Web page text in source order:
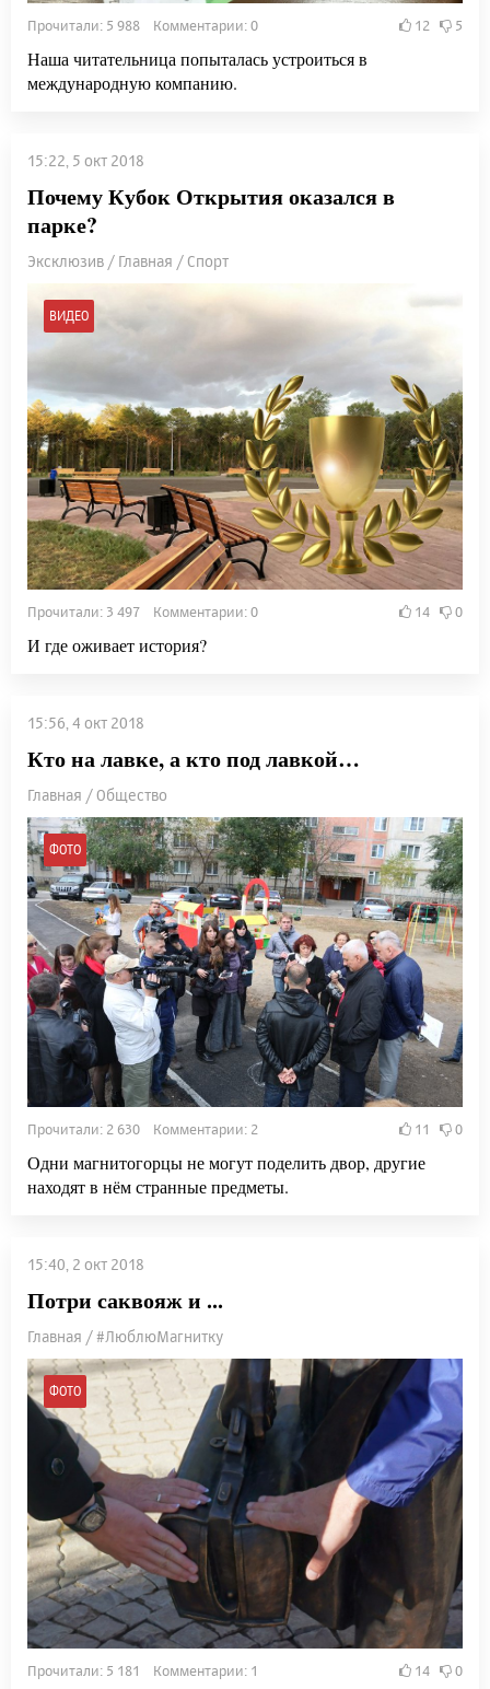
Прочитали: 5 988 Комментарии: 0 12 5
Наша читательница попыталась устроиться в
международную компанию.
15:22, 5 окт 2018
Почему Кубок Открытия оказался в
парке?
Эксклюзив / Главная / Спорт
ВИДЕО
Прочитали: 3 497 Комментарии: 0 14 0
И где оживает история?
15:56, 4 окт 2018
Кто на лавке, а кто под лавкой…
Главная / Общество
ФОТО
Прочитали: 2 630 Комментарии: 2 11 0
Одни магнитогорцы не могут поделить двор, другие
находят в нём странные предметы.
15:40, 2 окт 2018
Потри саквояж и ...
Главная / #ЛюблюМагнитку
ФОТО
Прочитали: 5 181 Комментарии: 1 14 0